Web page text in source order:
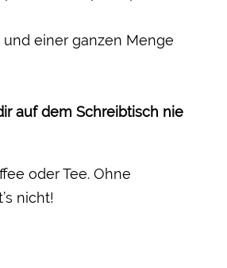
und einer ganzen Menge
auf dem Schreibtisch nie
oder Tee. Ohne
nicht!